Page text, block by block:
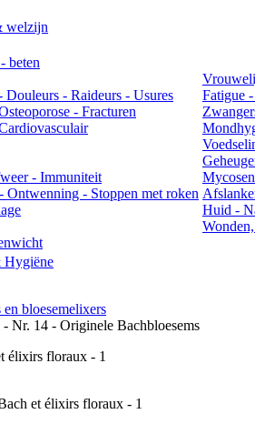
welzijn
beten
Douleurs - Raideurs - Usures
- Fracturen
- Immuniteit
Ontwenning - Stoppen met roken
Fatigue
Huid -
Hygiëne
en bloesemelixers
Nr. 14 - Originele Bachbloesems